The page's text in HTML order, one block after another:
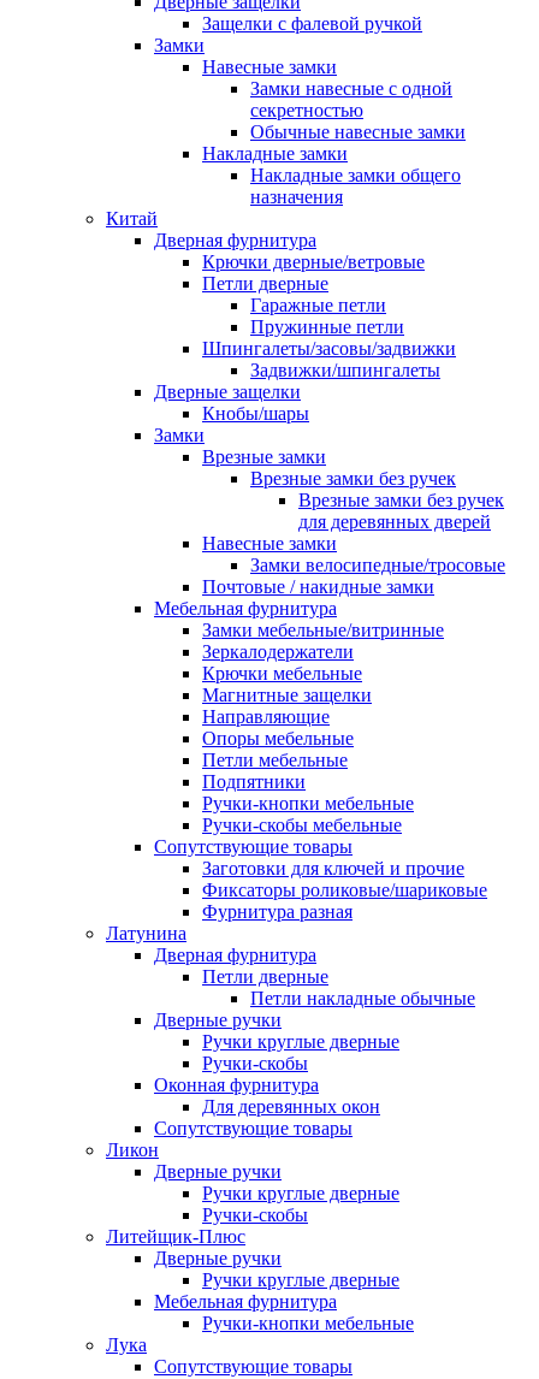
Защелки с фалевой ручкой
Замки
Навесные замки
Замки навесные с одной
секретностью
Обычные навесные замки
Накладные замки
Накладные замки общего
назначения
Китай
Дверная фурнитура
Крючки дверные/ветровые
Петли дверные
Гаражные петли
Пружинные петли
Шпингалеты/засовы/задвижки
Задвижки/шпингалеты
Дверные защелки
Кнобы/шары
Замки
Врезные замки
Врезные замки без ручек
Врезные замки без ручек
для деревянных дверей
Навесные замки
Замки велосипедные/тросовые
Почтовые / накидные замки
Мебельная фурнитура
Замки мебельные/витринные
Зеркалодержатели
Крючки мебельные
Магнитные защелки
Направляющие
Опоры мебельные
Петли мебельные
Подпятники
Ручки-кнопки мебельные
Ручки-скобы мебельные
Сопутствующие товары
Заготовки для ключей и прочие
Фиксаторы роликовые/шариковые
Фурнитура разная
Латунина
Дверная фурнитура
Петли дверные
Петли накладные обычные
Дверные ручки
Ручки круглые дверные
Ручки-скобы
Оконная фурнитура
Для деревянных окон
Сопутствующие товары
Ликон
Дверные ручки
Ручки круглые дверные
Ручки-скобы
Литейщик-Плюс
Дверные ручки
Ручки круглые дверные
Мебельная фурнитура
Ручки-кнопки мебельные
Лука
Сопутствующие товары